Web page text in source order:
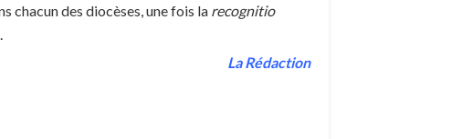
chacun des diocèses, une fois la recognitio
La Rédaction